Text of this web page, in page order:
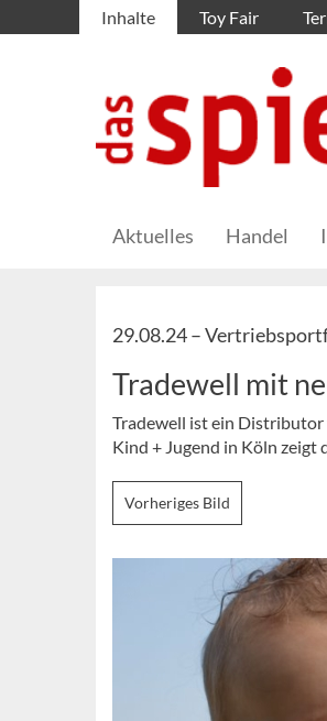
Inhalte Toy Fair
Aktuelles Handel
29.08.24 –
Tradewell mit
Tradewell ist ein
Kind + Jugend in Köln zeigt
Vorheriges Bild